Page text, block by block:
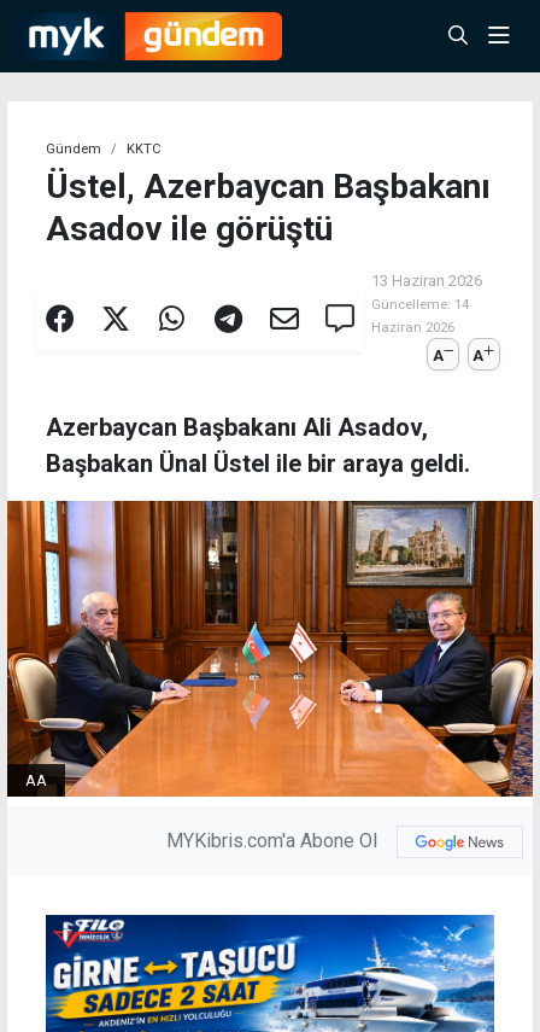
Gündem KKTC
Üstel, Azerbaycan Başbakanı
Asadov ile görüştü
13 Haziran 2026
Güncelleme: 14
Haziran 2026
A A
Azerbaycan Başbakanı Ali Asadov,
Başbakan Ünal Üstel ile bir araya geldi.
AA
MYKibris.com'a Abone Ol